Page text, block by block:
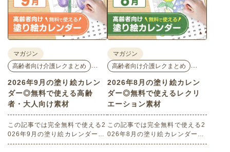
マガジン
高齢者向け介護レクまとめ
2026年9月の塗り絵カレン
ダー◎無料で使える高齢
者・大人向け素材
この記事では完全無料で使える2
026年9月の塗り絵カレンダーを
ご紹介します。人気で定番のお
マガジン
高齢者向け介護レクまとめ
2026年8月の塗り絵カレン
ダー◎無料で使えるレクリ
エーション素材
この記事では完全無料で使える2
026年8月の塗り絵カレンダーを
ご紹介します。人気で定番のお